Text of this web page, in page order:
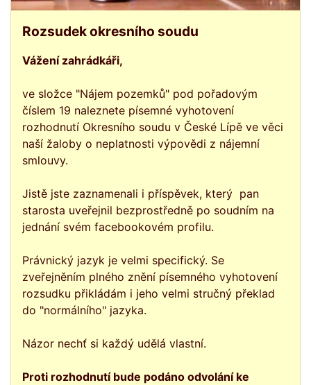
Rozsudek okresního soudu
Vážení zahrádkáři,
ve složce "Nájem pozemků" pod pořadovým
číslem 19 naleznete písemné vyhotovení
rozhodnutí Okresního soudu v České Lípě ve věci
naší žaloby o neplatnosti výpovědi z nájemní
smlouvy.
Jistě jste zaznamenali i příspěvek, který pan
starosta uveřejnil bezprostředně po soudním na
jednání svém facebookovém profilu.
Právnický jazyk je velmi specifický. Se
zveřejněním plného znění písemného vyhotovení
rozsudku přikládám i jeho velmi stručný překlad
do "normálního" jazyka.
Názor nechť si každý udělá vlastní.
Proti rozhodnutí bude podáno odvolání ke